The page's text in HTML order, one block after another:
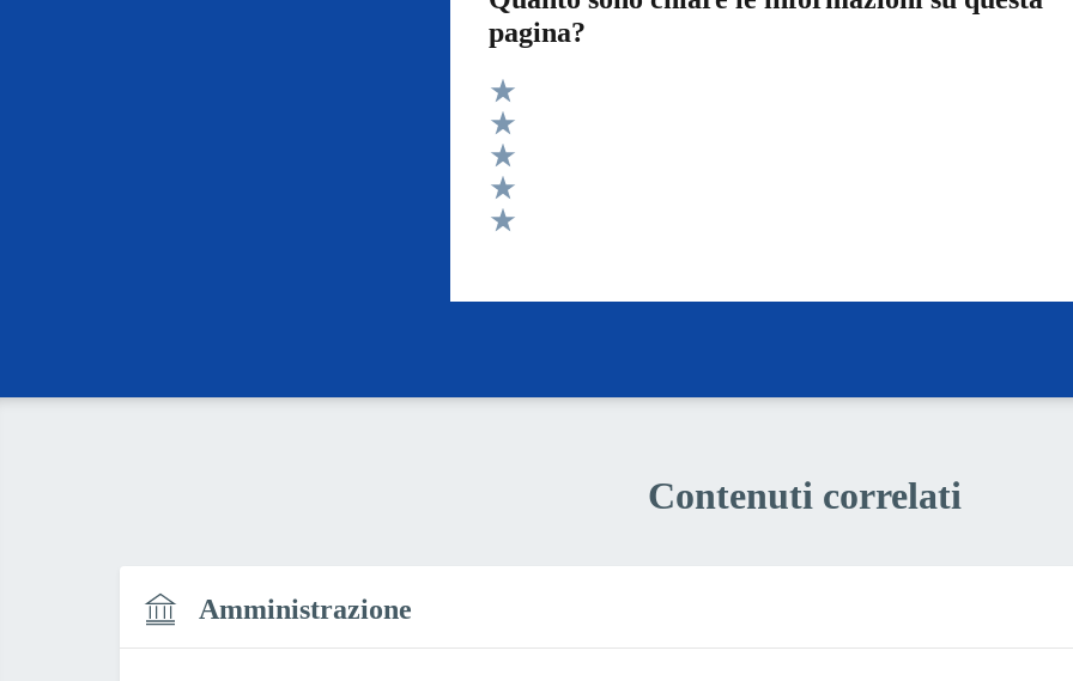
pagina?
Valuta 5 stelle su 5
Valuta 4 stelle su 5
Valuta 3 stelle su 5
Valuta 2 stelle su 5
Contenuti correlati
Amministrazione